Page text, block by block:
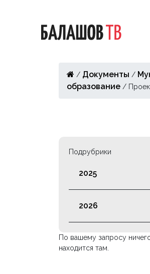
/ Документы /
образование /
Подрубрики
2025
2026
По вашему запросу
находится там.